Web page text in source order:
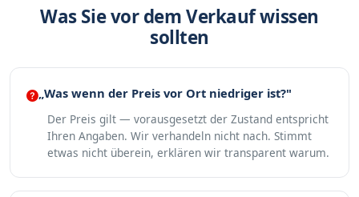
Was Sie vor dem Verkauf wissen
sollten
„Was wenn der Preis vor Ort niedriger ist?"
Der Preis gilt — vorausgesetzt der Zustand entspricht
Ihren Angaben. Wir verhandeln nicht nach. Stimmt
etwas nicht überein, erklären wir transparent warum.